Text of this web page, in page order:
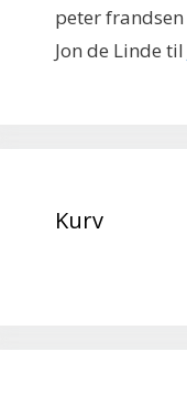
peter frandsen
Jon de Linde til
Kurv